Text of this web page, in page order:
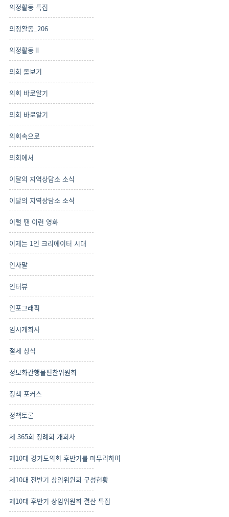
의정활동 특집
의정활동_206
의정활동Ⅱ
의회 돋보기
의회 바로알기
의회 바로알기
의회속으로
의회에서
이달의 지역상담소 소식
이달의 지역상담소 소식
이럴 땐 이런 영화
이제는 1인 크리에이터 시대
인사말
인터뷰
인포그래픽
임시개회사
절세 상식
정보화간행물편찬위원회
정책 포커스
정책토론
제 365회 정례회 개회사
제10대 경기도의회 후반기를 마무리하며
제10대 전반기 상임위원회 구성현황
제10대 후반기 상임위원회 결산 특집